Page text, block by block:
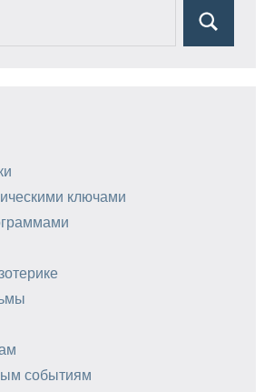
Поиск
ключами
событиям